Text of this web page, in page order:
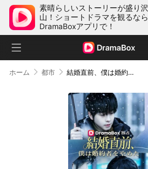
素晴らしいストーリーが盛り沢
山！ショートドラマを観るなら
DramaBoxアプリで！
ホーム 都市 結婚直前、僕は婚約者をやめた（吹き替え）